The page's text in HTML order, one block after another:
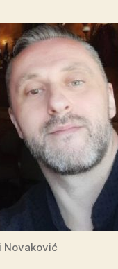
Novaković